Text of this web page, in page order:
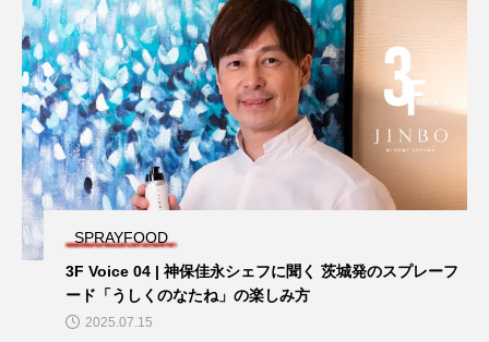
SPRAYFOOD
3F Voice 04 | 神保佳永シェフに聞く 茨城発のスプレーフ
ード「うしくのなたね」の楽しみ方
2025.07.15